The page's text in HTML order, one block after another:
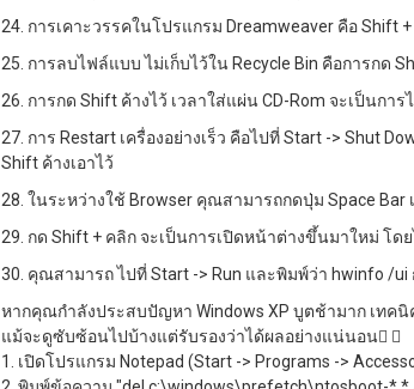
24. การเคาะวรรคในโปรแกรม Dreamweaver คือ Shift
25. การลบไฟล์แบบ ไม่เก็บไว้ใน Recycle Bin คือการกด
26. การกด Shift ค้างไว้ เวลาใส่แผ่น CD-Rom จะเป็นก
27. การ Restart เครื่องอย่างเร็ว คือไปที่ Start -> Shut
Shift ค้างเอาไว้
28. ในระหว่างใช้ Browser คุณสามารถกดปุ่ม Space
29. กด Shift + คลิก จะเป็นการเปิดหน้าต่างขึ้นมาใหม่ โด
30. คุณสามารถ ไปที่ Start -> Run และพิมพ์ว่า hwinfo /ui
หากคุณกำลังประสบปัญหา Windows XP บูตช้ามาก เทค
แม้จะดูซับซ้อนไปบ้างแต่รับรองว่าได้ผลอย่างแน่นอน 
1. เปิดโปรแกรม Notepad (Start -> Programs ->